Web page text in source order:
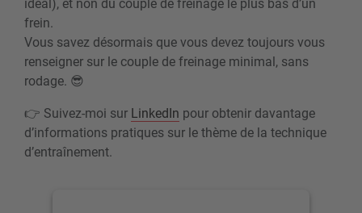
idéal), et non du couple de freinage le plus bas d’un
frein.
Vous savez désormais que vous devez toujours vous
renseigner sur le couple de freinage minimal, sans
rodage. 😎
👉 Suivez-moi sur LinkedIn pour obtenir davantage
d’informations pratiques sur le thème de la technique
d’entraînement.